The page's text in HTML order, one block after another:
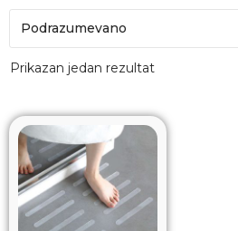
Prikazan jedan rezultat